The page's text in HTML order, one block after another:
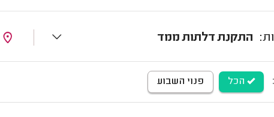
התקנת דלתות ממד
הכל פנוי השבוע